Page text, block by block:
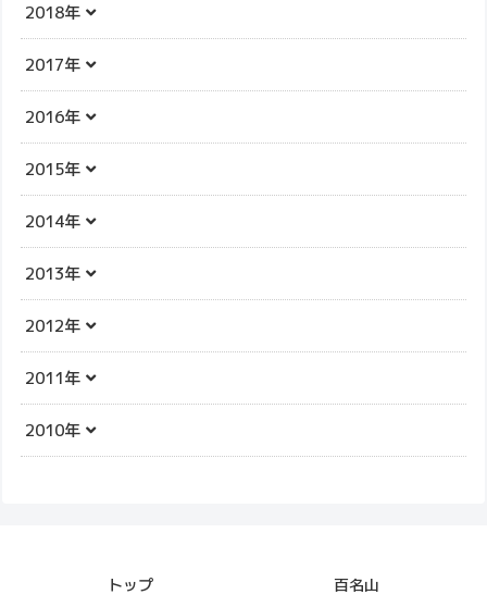
2018年
2017年
2016年
2015年
2014年
2013年
2012年
2011年
2010年
トップ
百名山